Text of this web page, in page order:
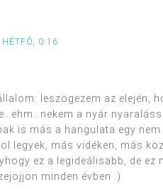
0:16
leszögezem az elején,
a nyár
is más a hangulata egy
legyek, más vidéken, más
ez a legideálisabb, de
minden évben :)